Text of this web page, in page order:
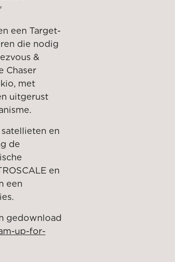
een Target-
die nodig
&
Chaser
met
uitgerust
en
de
en
een
gedownload
up-for-